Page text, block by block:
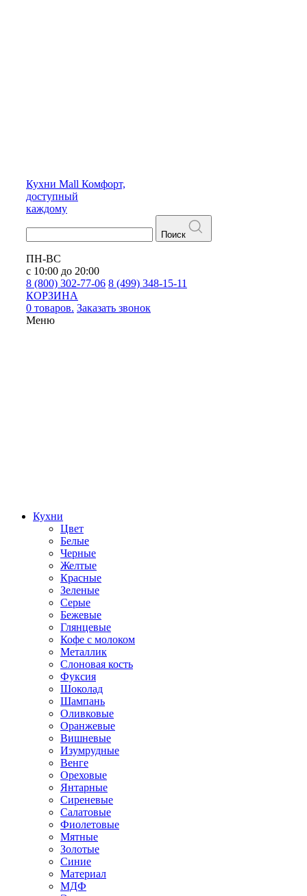
Кухни Mall Комфорт,
доступный
каждому
Поиск
ПН-ВС
с 10:00 до 20:00
8 (800) 302-77-06 8 (499) 348-15-11
КОРЗИНА
0 товаров. Заказать звонок
Меню
Кухни
Цвет
Белые
Черные
Желтые
Красные
Зеленые
Серые
Бежевые
Глянцевые
Кофе с молоком
Металлик
Слоновая кость
Фуксия
Шоколад
Шампань
Оливковые
Оранжевые
Вишневые
Изумрудные
Венге
Ореховые
Янтарные
Сиреневые
Салатовые
Фиолетовые
Мятные
Золотые
Синие
Материал
МДФ